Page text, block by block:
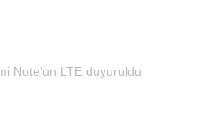
Note’un LTE duyuruldu